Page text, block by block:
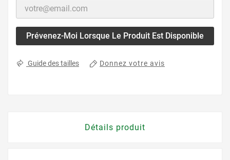
Prévenez-Moi Lorsque Le Produit Est Disponible
Guide des tailles Donnez votre avis
Détails produit